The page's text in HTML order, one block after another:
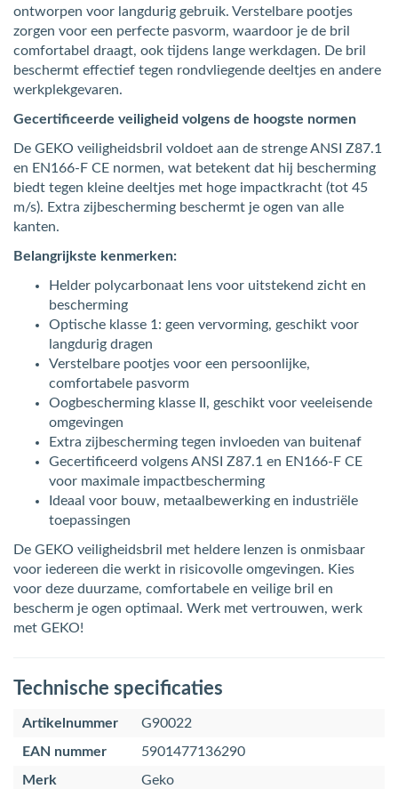
ontworpen voor langdurig gebruik. Verstelbare pootjes
zorgen voor een perfecte pasvorm, waardoor je de bril
comfortabel draagt, ook tijdens lange werkdagen. De bril
beschermt effectief tegen rondvliegende deeltjes en andere
werkplekgevaren.
Gecertificeerde veiligheid volgens de hoogste normen
De GEKO veiligheidsbril voldoet aan de strenge ANSI Z87.1
en EN166-F CE normen, wat betekent dat hij bescherming
biedt tegen kleine deeltjes met hoge impactkracht (tot 45
m/s). Extra zijbescherming beschermt je ogen van alle
kanten.
Belangrijkste kenmerken:
Helder polycarbonaat lens voor uitstekend zicht en
bescherming
Optische klasse 1: geen vervorming, geschikt voor
langdurig dragen
Verstelbare pootjes voor een persoonlijke,
comfortabele pasvorm
Oogbescherming klasse II, geschikt voor veeleisende
omgevingen
Extra zijbescherming tegen invloeden van buitenaf
Gecertificeerd volgens ANSI Z87.1 en EN166-F CE
voor maximale impactbescherming
Ideaal voor bouw, metaalbewerking en industriële
toepassingen
De GEKO veiligheidsbril met heldere lenzen is onmisbaar
voor iedereen die werkt in risicovolle omgevingen. Kies
voor deze duurzame, comfortabele en veilige bril en
bescherm je ogen optimaal. Werk met vertrouwen, werk
met GEKO!
Technische specificaties
Artikelnummer
G90022
EAN nummer
5901477136290
Merk
Geko